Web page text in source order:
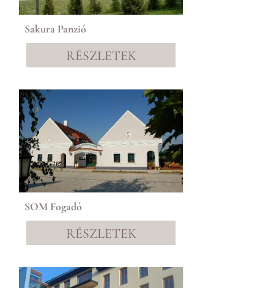
Sakura Panzió
RÉSZLETEK
SOM Fogadó
RÉSZLETEK